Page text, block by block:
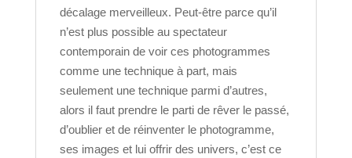
décalage merveilleux. Peut-être parce qu’il
n’est plus possible au spectateur
contemporain de voir ces photogrammes
comme une technique à part, mais
seulement une technique parmi d’autres,
alors il faut prendre le parti de rêver le passé,
d’oublier et de réinventer le photogramme,
ses images et lui offrir des univers, c’est ce